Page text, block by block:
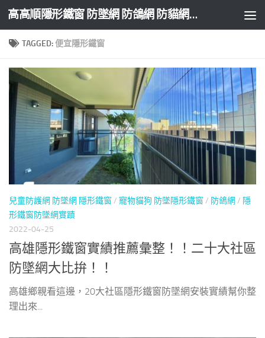
Skip to content 高高順隱形鐵窗 防墜網 防鴿網 防貓網 防盜網
TAGGED:便宜隱形鐵窗
兒童防護網 防墜網 隱形鐵窗/ 寵物貓狗 防墜隱形鐵窗/ 防鴿網 / 隱
形鐵窗防墜網實蹟
2022-04-25
高雄隱形鐵窗實績推薦彙整！！二十大社區
防墜網大比拚！！
高雄鄉親看這邊，20大社區隱形鐵窗防墜網安裝實績幫你整
理出來...